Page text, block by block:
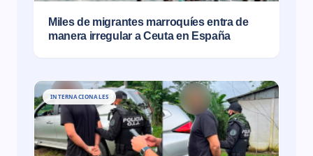
Miles de migrantes marroquíes entra de
manera irregular a Ceuta en España
INTERNACIONALES